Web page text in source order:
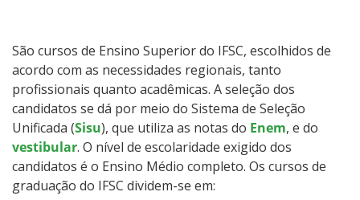
Especialização
Educação a Distância
Todos os cursos
São cursos de Ensino Superior do IFSC, escolhidos de
acordo com as necessidades regionais, tanto
profissionais quanto acadêmicas. A seleção dos
candidatos se dá por meio do Sistema de Seleção
Unificada (Sisu), que utiliza as notas do Enem, e do
vestibular. O nível de escolaridade exigido dos
candidatos é o Ensino Médio completo. Os cursos de
graduação do IFSC dividem-se em: